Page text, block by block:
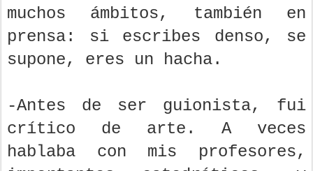
muchos ámbitos, también en
prensa: si escribes denso, se
supone, eres un hacha.
-Antes de ser guionista, fui
crítico de arte. A veces
hablaba con mis profesores,